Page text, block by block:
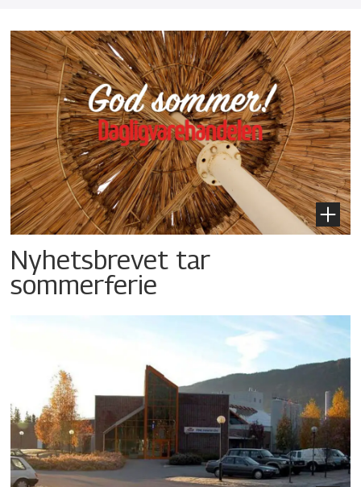
Nyhetsbrevet tar
sommerferie